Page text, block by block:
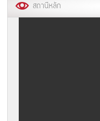
สถานีหลัก